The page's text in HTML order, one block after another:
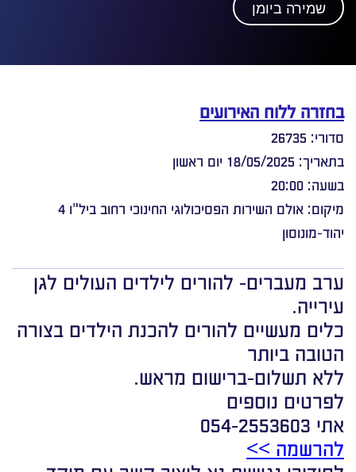
שמירה ביומן
בחזרה ללוח האירועים
סדורי: 26735
בתאריך: 18/05/2025 יום ראשון
בשעה: 20:00
מיקום: אולם השירות הפסיכולוגי החינוכי רחוב ביל"ו 4
יהוד-מונוסון
ערב מעברים- להורים לילדים העולים לגן
עירייה.
כלים מעשיים להורים להכנת הילדים בצורה
הטובה ביותר
ללא תשלום-ברישום מראש.
לפרטים נוספים
אתי 054-2553603
להרשמה >>